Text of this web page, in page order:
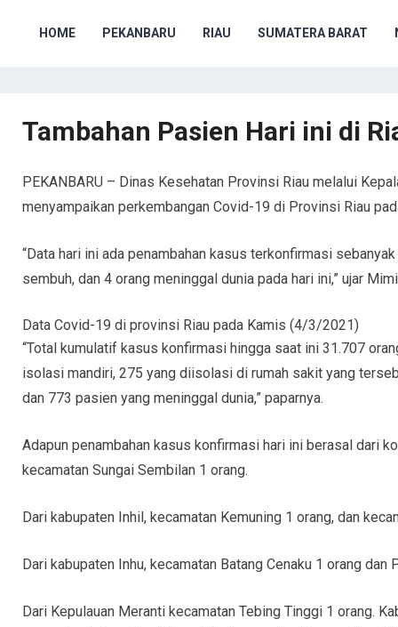
HOME PEKANBARU RIAU SUMATERA BARAT
Tambahan Pasien Hari ini di
PEKANBARU – Dinas Kesehatan Provinsi Riau melalui
menyampaikan perkembangan Covid-19 di Provinsi Riau
“Data hari ini ada penambahan kasus terkonfirmasi
sembuh, dan 4 orang meninggal dunia pada hari ini,” ujar
Data Covid-19 di provinsi Riau pada Kamis (4/3/2021)
“Total kumulatif kasus konfirmasi hingga saat ini 31.707
isolasi mandiri, 275 yang diisolasi di rumah sakit yang
dan 773 pasien yang meninggal dunia,” paparnya.
Adapun penambahan kasus konfirmasi hari ini berasal dari
kecamatan Sungai Sembilan 1 orang.
Dari kabupaten Inhil, kecamatan Kemuning 1 orang, dan
Dari kabupaten Inhu, kecamatan Batang Cenaku 1 orang dan
Dari Kepulauan Meranti kecamatan Tebing Tinggi 1 orang.